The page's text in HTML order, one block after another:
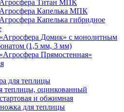
Титан МПК
Капелька МПК
Капелька гибридное
Домик» с монолитным
(1,5 мм, 3 мм)
Прямостенная»
для теплицы
теплицы, оцинкованный
и обжимная
для теплицы